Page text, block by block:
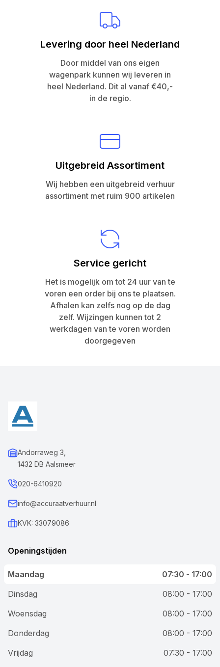
Levering door heel Nederland
Door middel van ons eigen
wagenpark kunnen wij leveren in
heel Nederland. Dit al vanaf €40,-
in de regio.
Uitgebreid Assortiment
Wij hebben een uitgebreid verhuur
assortiment met ruim 900 artikelen
Service gericht
Het is mogelijk om tot 24 uur van te
voren een order bij ons te plaatsen.
Afhalen kan zelfs nog op de dag
zelf. Wijzingen kunnen tot 2
werkdagen van te voren worden
doorgegeven
Andorraweg 3,
1432 DB Aalsmeer
020-6410920
info@accuraatverhuur.nl
KVK: 33079086
Openingstijden
Maandag
07:30 - 17:00
Dinsdag
08:00 - 17:00
Woensdag
08:00 - 17:00
Donderdag
08:00 - 17:00
Vrijdag
07:30 - 17:00